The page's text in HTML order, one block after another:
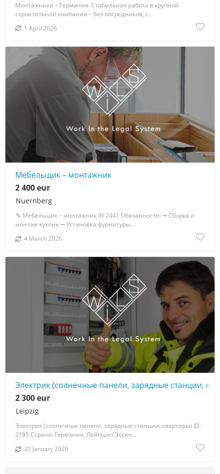
Монтажники – Германия. Стабильная работа в крупной
строительной компании – без посредников, с...
1 April 2026
Мебельщик – монтажник
Nuernberg
2 400 eur
🔧 Мебельщик – монтажник ID 2441 Обязанности: ➖ Сборка и
монтаж кухонь ➖ Установка фурнитуры,...
4 March 2026
Электрик (солнечные панели, зарядные станции,
Leipzig
2 300 eur
Электрик (солнечные панели, зарядные станции, квартиры) ID:
2185 Страна: Германия, Лейпциг/ Эссен...
21 January 2026